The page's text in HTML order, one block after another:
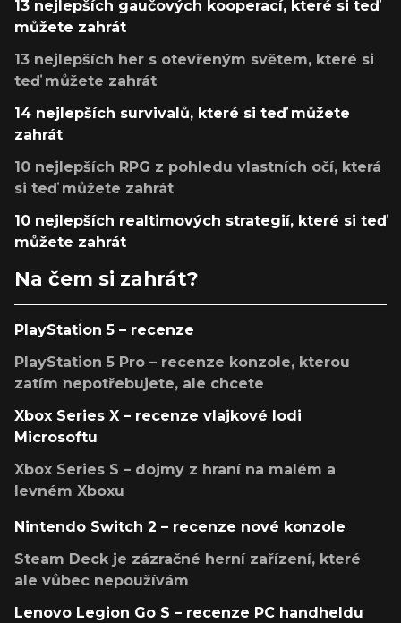
13 nejlepších gaučových kooperací, které si teď
můžete zahrát
13 nejlepších her s otevřeným světem, které si
teď můžete zahrát
14 nejlepších survivalů, které si teď můžete
zahrát
10 nejlepších RPG z pohledu vlastních očí, která
si teď můžete zahrát
10 nejlepších realtimových strategií, které si teď
můžete zahrát
Na čem si zahrát?
PlayStation 5 – recenze
PlayStation 5 Pro – recenze konzole, kterou
zatím nepotřebujete, ale chcete
Xbox Series X – recenze vlajkové lodi
Microsoftu
Xbox Series S – dojmy z hraní na malém a
levném Xboxu
Nintendo Switch 2 – recenze nové konzole
Steam Deck je zázračné herní zařízení, které
ale vůbec nepoužívám
Lenovo Legion Go S – recenze PC handheldu